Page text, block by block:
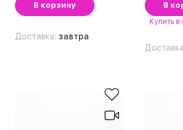
В корзину
Доставка: завтра
В
Купить в